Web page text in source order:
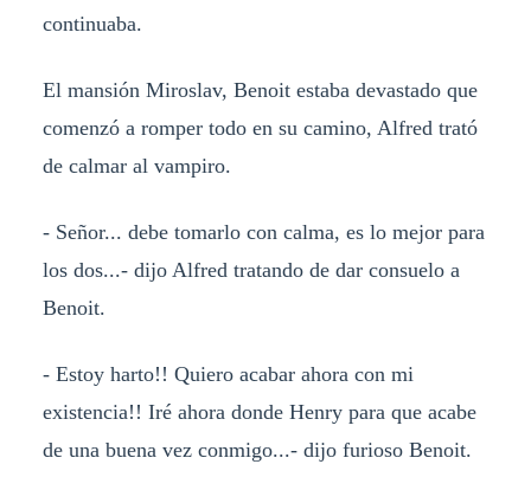
continuaba.
El mansión Miroslav, Benoit estaba devastado que
comenzó a romper todo en su camino, Alfred trató
de calmar al vampiro.
- Señor... debe tomarlo con calma, es lo mejor para
los dos...- dijo Alfred tratando de dar consuelo a
Benoit.
- Estoy harto!! Quiero acabar ahora con mi
existencia!! Iré ahora donde Henry para que acabe
de una buena vez conmigo...- dijo furioso Benoit.